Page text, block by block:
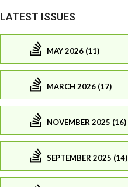
LATEST ISSUES
MAY 2026 (11)
MARCH 2026 (17)
NOVEMBER 2025 (16)
SEPTEMBER 2025 (14)